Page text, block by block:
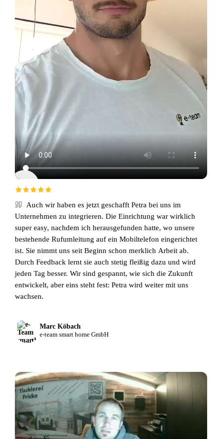
Auch wir haben es jetzt geschafft Petra bei uns im
Unternehmen zu integrieren. Die Einrichtung war wirklich
super easy, nachdem ich herausgefunden hatte, wo unsere
bestehende Rufumleitung auf ein Mobiltelefon eingerichtet
ist. Sie nimmt uns seit Beginn schon merklich Arbeit ab.
Durch Feedback lernt sie auch stetig fleißig dazu und wird
jeden Tag besser. Wir sind gespannt, wie sich die Zukunft
entwickelt, aber eins steht fest: Petra wird weiter mit uns
wachsen.
Marc Köbach
e-team smart home GmbH